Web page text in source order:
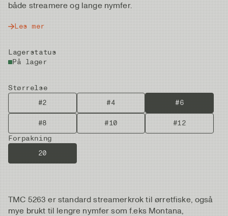
både streamere og lange nymfer.
Les mer
Lagerstatus
På lager
Størrelse
#2
#4 #6
#8 #10
#12
Forpakning
20
TMC 5263 er standard streamerkrok til ørretfiske, også
mye brukt til lengre nymfer som f.eks Montana,